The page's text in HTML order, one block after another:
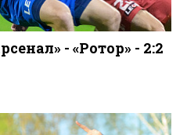
- «Ротор» - 2:2